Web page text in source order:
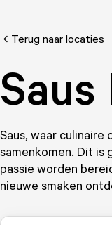
Terug naar locaties
Saus
Saus, waar
samenkomen. Dit is
passie worden
nieuwe smaken